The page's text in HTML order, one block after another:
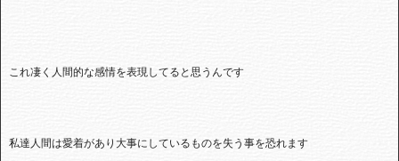
これ凄く人間的な感情を表現してると思うんです
私達人間は愛着があり大事にしているものを失う事を恐れます